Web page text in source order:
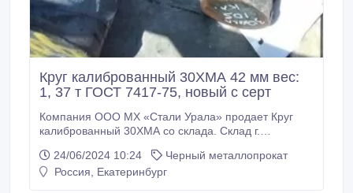
Круг калиброванный 30ХМА 42 мм вес:
1, 37 т ГОСТ 7417-75, новый с серт
Компания ООО МХ «Стали Урала» продает Круг
калиброванный 30ХМА со склада. Склад г.
компаниями по всей России. Все круги с
сертификатами! * Круг калиброванный 30ХМА 42
24/06/2024 10:24
Черный металлопрокат
Россия, Екатеринбург